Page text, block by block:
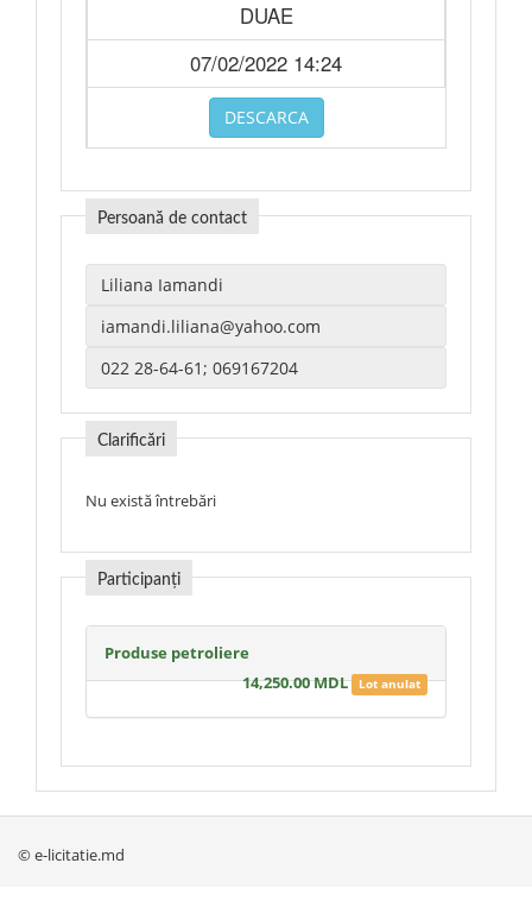
DUAE
07/02/2022 14:24
DESCARCA
Persoană de contact
Clarificări
Nu există întrebări
Participanți
Produse petroliere
14,250.00 MDL Lot anulat
© e-licitatie.md